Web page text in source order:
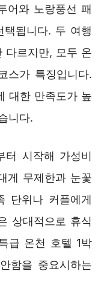
어와 노랑풍선 패
택됩니다. 두 여행
다르지만, 모두 온
스가 특징입니다.
대한 만족도가 높
니다.
터 시작해 가성비
게 무제한과 눈꽃
단위나 커플에게
상대적으로 휴식
급 온천 호텔 1박
함을 중요시하는